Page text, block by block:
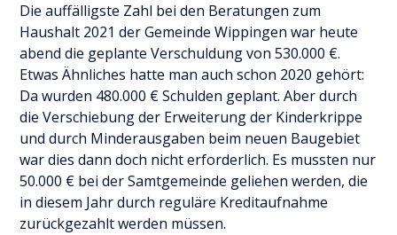
Die auffälligste Zahl bei den Beratungen zum
Haushalt 2021 der Gemeinde Wippingen war heute
abend die geplante Verschuldung von 530.000 €.
Etwas Ähnliches hatte man auch schon 2020 gehört:
Da wurden 480.000 € Schulden geplant. Aber durch
die Verschiebung der Erweiterung der Kinderkrippe
und durch Minderausgaben beim neuen Baugebiet
war dies dann doch nicht erforderlich. Es mussten nur
50.000 € bei der Samtgemeinde geliehen werden, die
in diesem Jahr durch reguläre Kreditaufnahme
zurückgezahlt werden müssen.